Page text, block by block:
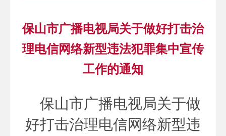
保山市广播电视局关于做好打击治
理电信网络新型违法犯罪集中宣传
工作的通知
保山市广播电视局关于做
好打击治理电信网络新型违